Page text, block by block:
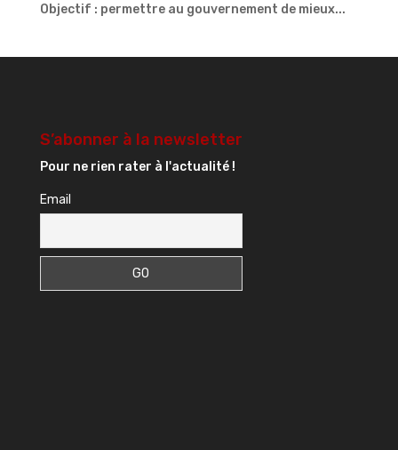
Objectif : permettre au gouvernement de mieux...
S’abonner à la newsletter
Pour ne rien rater à l'actualité !
Email